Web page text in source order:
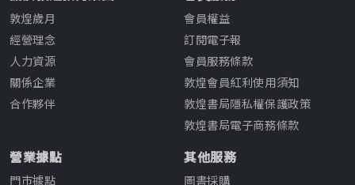
敦煌歲月
經營理念
人力資源
關係企業
合作夥伴
會員權益
訂閱電子報
會員服務條款
敦煌會員紅利使用須知
敦煌書局隱私權保護政策
敦煌書局電子商務條款
營業據點
門市據點
其他服務
圖書採購